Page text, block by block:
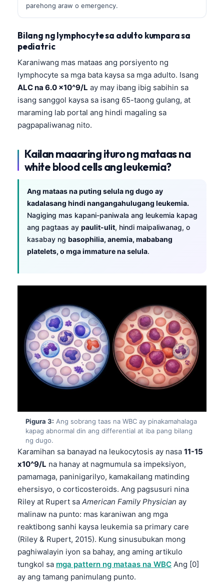
parehong araw o emergency.
Bilang ng lymphocyte sa adulto kumpara sa
pediatric
Karaniwang mas mataas ang porsiyento ng
lymphocyte sa mga bata kaysa sa mga adulto. Isang
ALC na 6.0 x10^9/L ay may ibang ibig sabihin sa
isang sanggol kaysa sa isang 65-taong gulang, at
maraming lab portal ang hindi magaling sa
pagpapaliwanag nito.
Kailan maaaring ituro ng mataas na
white blood cells ang leukemia?
Ang mataas na puting selula ng dugo ay
kadalasang hindi nangangahulugang leukemia.
Nagiging mas kapani-paniwala ang leukemia kapag
ang pagtaas ay paulit-ulit, hindi maipaliwanag, o
kasabay ng basophilia, anemia, mababang
platelets, o mga immature na selula.
Pigura 3: Ang sobrang taas na WBC ay pinakamahalaga
kapag abnormal din ang differential at iba pang bilang
ng dugo.
Karamihan sa banayad na leukocytosis ay nasa 11-15
x10^9/L na hanay at nagmumula sa impeksiyon,
pamamaga, paninigarilyo, kamakailang matinding
ehersisyo, o corticosteroids. Ang pagsusuri nina
Riley at Rupert sa American Family Physician ay
malinaw na punto: mas karaniwan ang mga
reaktibong sanhi kaysa leukemia sa primary care
(Riley & Rupert, 2015). Kung sinusubukan mong
paghiwalayin iyon sa bahay, ang aming artikulo
tungkol sa mga pattern ng mataas na WBC Ang [0]
ay ang tamang panimulang punto.